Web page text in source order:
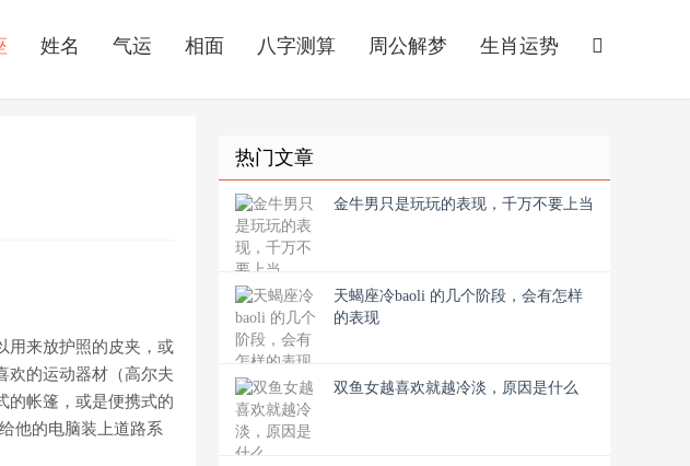
姓名 气运 相面 八字测算 周公解梦 生肖运势
用来放护照的皮夹，或
欢的运动器材（高尔夫
的帐篷，或是便携式的
他的电脑装上道路系
热门文章
金牛男只是玩玩的表现，千万不要上当
天蝎座冷baoli 的几个阶段，会有怎样
的表现
双鱼女越喜欢就越冷淡，原因是什么